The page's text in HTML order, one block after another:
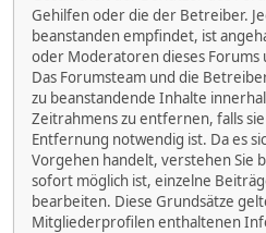
Gehilfen oder die der Betreiber.
beanstanden empfindet, ist
oder Moderatoren dieses
Das Forumsteam und die
zu beanstandende Inhalte
Zeitrahmens zu entfernen, falls
Entfernung notwendig ist. Da es
Vorgehen handelt, verstehen Sie
sofort möglich ist, einzelne
bearbeiten. Diese Grundsätze
Mitgliederprofilen enthaltenen